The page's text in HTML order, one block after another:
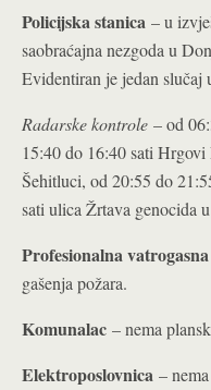
Policijska stanica – u
saobraćajna nezgoda u
Evidentiran je jedan slučaj
Radarske kontrole – od
15:40 do 16:40 sati
Šehitluci, od 20:55 do
sati ulica Žrtava
Profesionalna
gašenja požara.
Komunalac – nema
Elektroposlovnica –